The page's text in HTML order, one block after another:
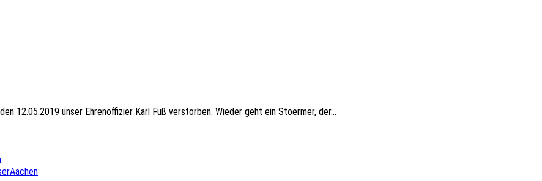
12.05.2019 unser Ehrenoffizier Karl Fuß verstorben. Wieder geht ein Stoermer, der...